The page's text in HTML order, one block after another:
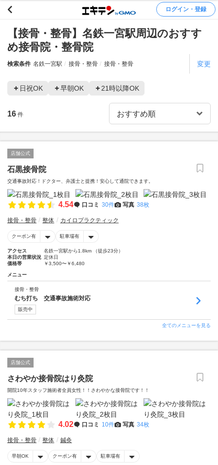
ログイン・登録
【接骨・整骨】名鉄一宮駅周辺のおすす
め接骨院・整骨院
検索条件 名鉄一宮駅 接骨・整骨 接骨・整骨 変更
日祝OK 早朝OK 21時以降OK
16 件
店舗公式
石黒接骨院
交通事故対応！ドクター、弁護士と提携！安心して通院できます。
4.54 口コミ 30件 写真 38枚
接骨・整骨 整体 カイロプラクティック
クーポン有 駐車場有
アクセス
名鉄一宮駅から1.8km （徒歩23分）
本日の営業状況 定休日
価格帯
￥3,500〜￥6,480
メニュー
接骨・整骨
むち打ち 交通事故施術対応
販売中
全てのメニューを見る
店舗公式
さわやか接骨院はり灸院
開院10年スタッフ施術者全員女性！！さわやかな接骨院です！！
4.02 口コミ 10件 写真 34枚
接骨・整骨 整体 鍼灸
早朝OK クーポン有 駐車場有